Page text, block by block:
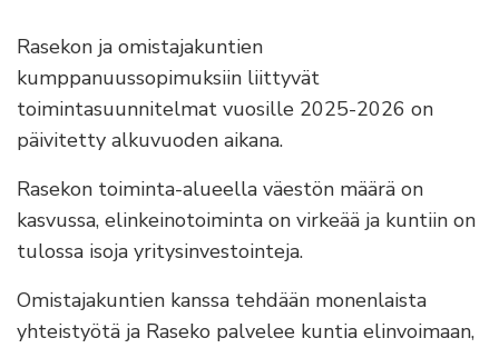
Rasekon ja omistajakuntien
kumppanuussopimuksiin liittyvät
toimintasuunnitelmat vuosille 2025-2026 on
päivitetty alkuvuoden aikana.
Rasekon toiminta-alueella väestön määrä on
kasvussa, elinkeinotoiminta on virkeää ja kuntiin on
tulossa isoja yritysinvestointeja.
Omistajakuntien kanssa tehdään monenlaista
yhteistyötä ja Raseko palvelee kuntia elinvoimaan,